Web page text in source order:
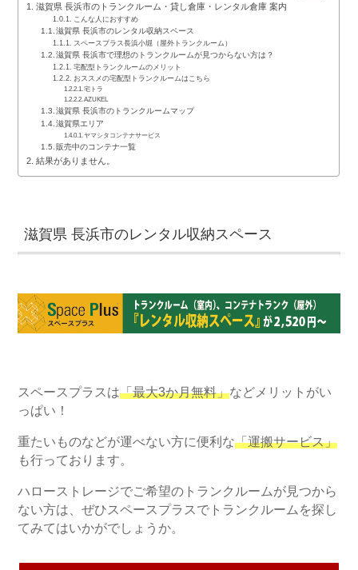
滋賀県 長浜市のトランクルーム・貸し倉庫・レンタル倉庫 案内
こんな人におすすめ
滋賀県 長浜市のレンタル収納スペース
スペースプラス長浜小堀（屋外トランクルーム）
滋賀県 長浜市で理想のトランクルームが見つからない方は？
宅配型トランクルームのメリット
おススメの宅配型トランクルームはこちら
宅トラ
AZUKEL
滋賀県 長浜市のトランクルームマップ
滋賀県エリア
ヤマシタコンテナサービス
販売中のコンテナ一覧
結果がありません。
滋賀県 長浜市のレンタル収納スペース
スペースプラスは「最大3か月無料」などメリットがい
っぱい！
重たいものなどが運べない方に便利な「運搬サービス」
も行っております。
ハローストレージでご希望のトランクルームが見つから
ない方は、ぜひスペースプラスでトランクルームを探し
てみてはいかがでしょうか。